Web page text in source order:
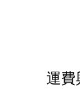
運費